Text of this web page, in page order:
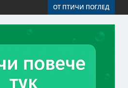
ОТ ПТИЧИ ПОГЛЕД